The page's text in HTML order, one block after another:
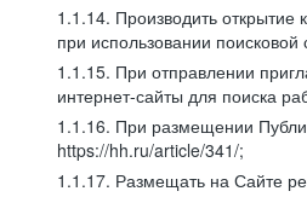
1.1.14. Производить
при использовании
1.1.15. При отправлении
интернет-сайты для поиска
1.1.16. При размещении
https://hh.ru/article/341/;
1.1.17. Размещать на Сайте